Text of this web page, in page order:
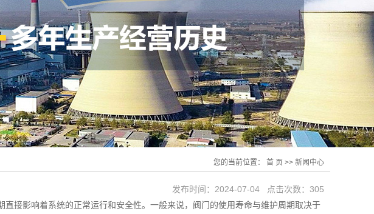
您的当前位置： 首 页 >> 新闻中心
接影响着系统的正常运行和安全性。一般来说，阀门的使用寿命与维护周期取决于
发布时间：2024-07-04 点击次数：305